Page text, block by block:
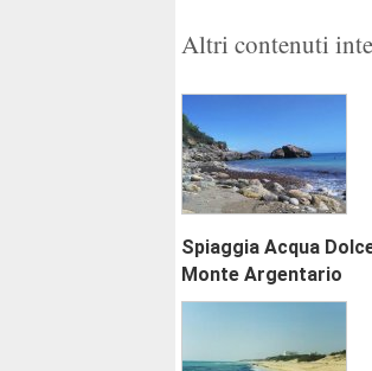
Altri contenuti
Spiaggia Acqua
Monte Argentario